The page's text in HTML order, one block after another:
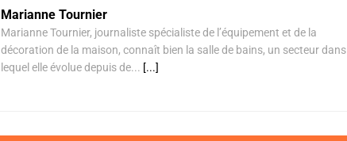
Marianne Tournier
Marianne Tournier, journaliste spécialiste de l’équipement et de la
décoration de la maison, connaît bien la salle de bains, un secteur dans
lequel elle évolue depuis de... [...]